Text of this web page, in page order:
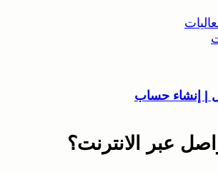
| إنشاء حساب
عبر الانترنت؟